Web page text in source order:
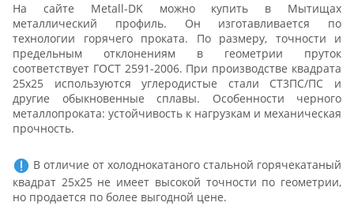
На сайте Metall-DK можно купить в Мытищах
металлический профиль. Он изготавливается по
технологии горячего проката. По размеру, точности и
предельным отклонениям в геометрии пруток
соответствует ГОСТ 2591-2006. При производстве квадрата
25х25 используются углеродистые стали СТ3ПС/ПС и
другие обыкновенные сплавы. Особенности черного
металлопроката: устойчивость к нагрузкам и механическая
прочность.
В отличие от холоднокатаного стальной горячекатаный
квадрат 25х25 не имеет высокой точности по геометрии,
но продается по более выгодной цене.